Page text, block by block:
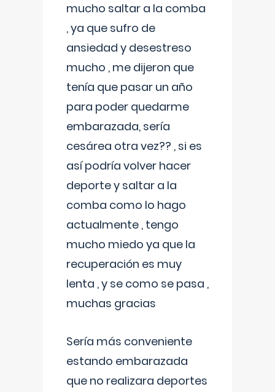
mucho saltar a la comba
, ya que sufro de
ansiedad y desestreso
mucho , me dijeron que
tenía que pasar un año
para poder quedarme
embarazada, sería
cesárea otra vez?? , si es
así podría volver hacer
deporte y saltar a la
comba como lo hago
actualmente , tengo
mucho miedo ya que la
recuperación es muy
lenta , y se como se pasa ,
muchas gracias
Sería más conveniente
estando embarazada
que no realizara deportes